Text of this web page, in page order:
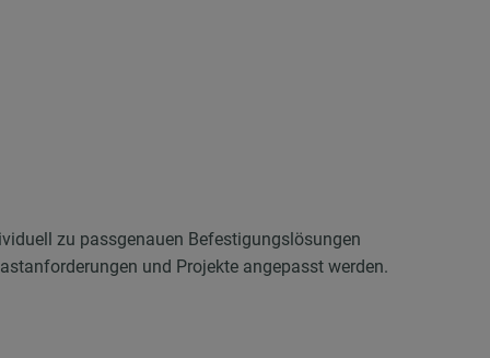
zu passgenauen Befestigungslösungen
und Projekte angepasst werden.